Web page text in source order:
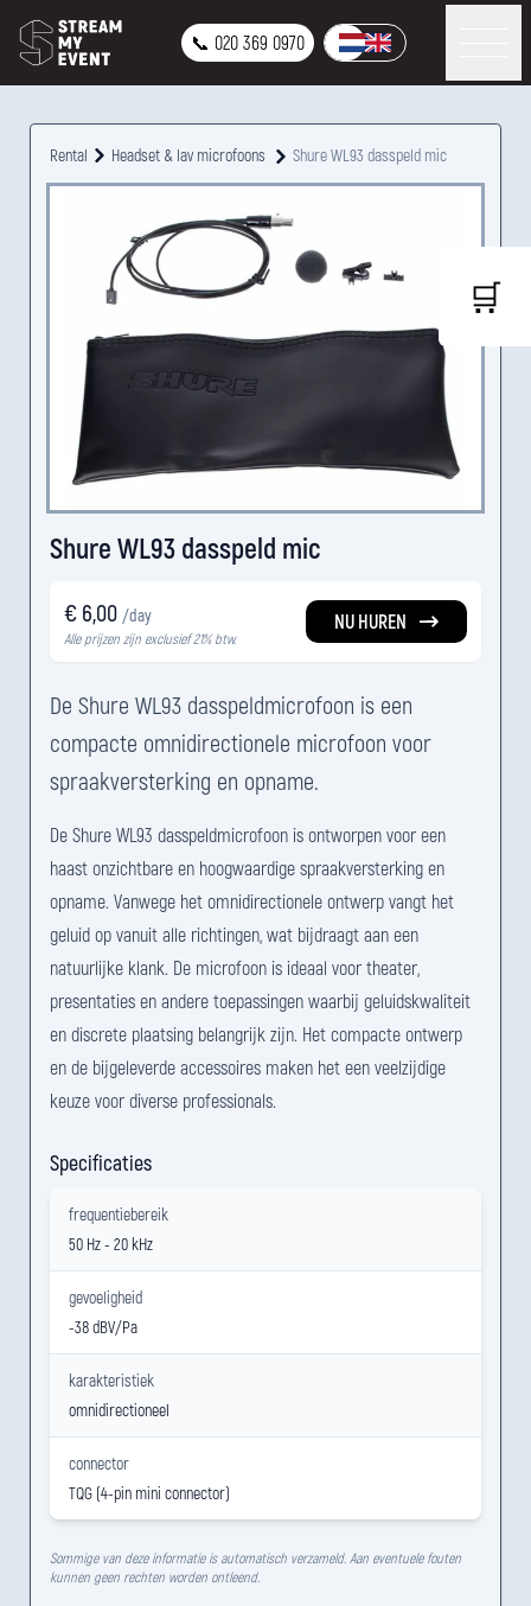
📞 020 369 0970
Rental Headset & lav microfoons Shure WL93 dasspeld mic
Shure WL93 dasspeld mic
€ 6,00 /day
Alle prijzen zijn exclusief 21% btw.
NU HUREN
De Shure WL93 dasspeldmicrofoon is een
compacte omnidirectionele microfoon voor
spraakversterking en opname.
De Shure WL93 dasspeldmicrofoon is ontworpen voor een
haast onzichtbare en hoogwaardige spraakversterking en
opname. Vanwege het omnidirectionele ontwerp vangt het
geluid op vanuit alle richtingen, wat bijdraagt aan een
natuurlijke klank. De microfoon is ideaal voor theater,
presentaties en andere toepassingen waarbij geluidskwaliteit
en discrete plaatsing belangrijk zijn. Het compacte ontwerp
en de bijgeleverde accessoires maken het een veelzijdige
keuze voor diverse professionals.
Specificaties
frequentiebereik
50 Hz - 20 kHz
gevoeligheid
-38 dBV/Pa
karakteristiek
omnidirectioneel
connector
TQG (4-pin mini connector)
Sommige van deze informatie is automatisch verzameld. Aan eventuele fouten
kunnen geen rechten worden ontleend.
🛒